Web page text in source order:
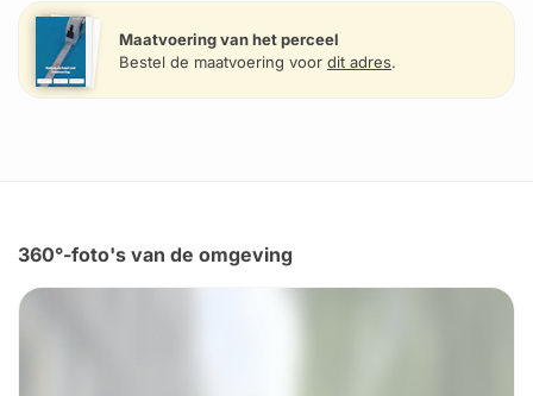
Maatvoering van het perceel
Bestel de maatvoering voor dit adres.
360°-foto's van de omgeving